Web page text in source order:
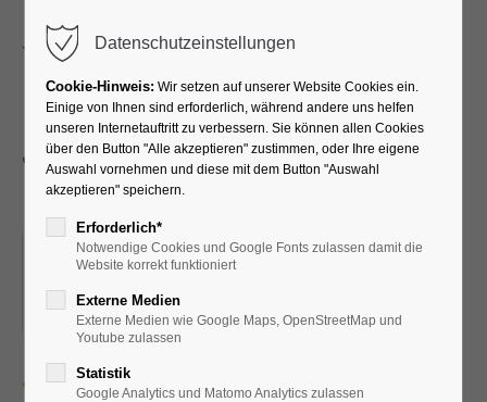
Jahresabschluss pilgern
halbe Runde
28.12.2025, 10:00
KIRCHPLATZ
Zurück
Datenschutzeinstellungen
Cookie-Hinweis: Wir setzen auf unserer Website Cookies ein.
Einige von Ihnen sind erforderlich, während andere uns helfen
unseren Internetauftritt zu verbessern. Sie können allen Cookies
über den Button "Alle akzeptieren" zustimmen, oder Ihre eigene
Auswahl vornehmen und diese mit dem Button "Auswahl
akzeptieren" speichern.
Erforderlich*
Notwendige Cookies und Google Fonts zulassen damit die
Website korrekt funktioniert
Externe Medien
Externe Medien wie Google Maps, OpenStreetMap und
Youtube zulassen
Statistik
Google Analytics und Matomo Analytics zulassen